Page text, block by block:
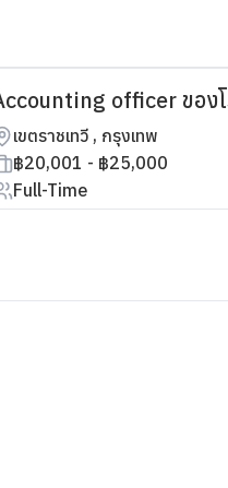
officer ของ
เขตราชเทวี , กรุงเทพ
฿20,001 - ฿25,000
Full-Time